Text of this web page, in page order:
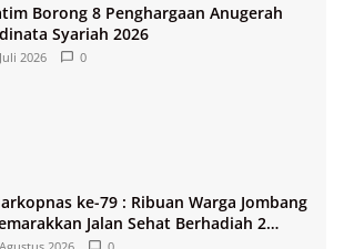
Borong 8 Penghargaan Anugerah
Syariah 2026
2026 0
ke-79 : Ribuan Warga Jombang
Jalan Sehat Berhadiah 2
Umroh